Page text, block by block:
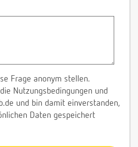
Frage anonym stellen.
Nutzungsbedingungen und
und bin damit einverstanden,
Daten gespeichert